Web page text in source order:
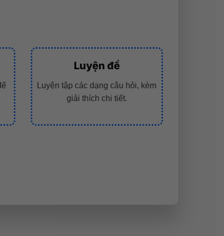
Luyện đề
Luyện tập các dạng câu hỏi, kèm
giải thích chi tiết.